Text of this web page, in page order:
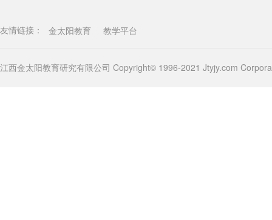
友情链接： 金太阳教育 教学平台
江西金太阳教育研究有限公司 Copyright© 1996-2021 Jtyjy.com